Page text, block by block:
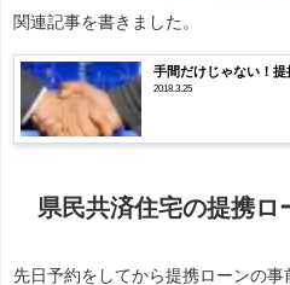
関連記事を書きました。
手間だけじゃない！
2018.3.25
県民共済住宅の提携ロ
先日予約をしてから提携ローンの事